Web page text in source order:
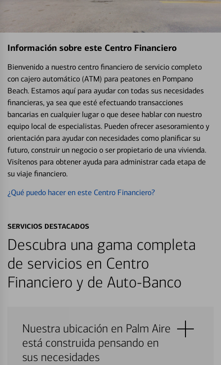
Información sobre este Centro Financiero
Bienvenido a nuestro centro financiero de servicio completo
con cajero automático (ATM) para peatones en Pompano
Beach. Estamos aquí para ayudar con todas sus necesidades
financieras, ya sea que esté efectuando transacciones
bancarias en cualquier lugar o que desee hablar con nuestro
equipo local de especialistas. Pueden ofrecer asesoramiento y
orientación para ayudar con necesidades como planificar su
futuro, construir un negocio o ser propietario de una vivienda.
Visítenos para obtener ayuda para administrar cada etapa de
su viaje financiero.
¿Qué puedo hacer en este Centro Financiero?
SERVICIOS DESTACADOS
Descubra una gama completa
de servicios en Centro
Financiero y de Auto-Banco
Nuestra ubicación en Palm Aire
está construida pensando en
sus necesidades